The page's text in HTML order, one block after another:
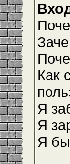
Как
Я
Я
Я